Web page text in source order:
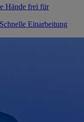
Hände frei für
Schnelle Einarbeitung